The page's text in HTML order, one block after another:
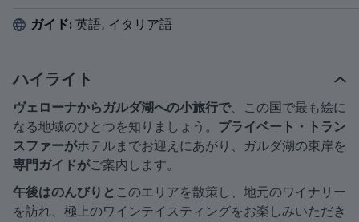
ガイド: 英語, イタリア語
ハイライト
ヴェローナからガルダ湖への小旅行で、この国で最も絵に
なる地域のひとつを知りましょう。 プライベート・トラン
スファーがホテルまでお迎えにあがり、ガルダ湖の東岸を
専門ガイドがご案内します。
午後はのんびりと このエリアを散策し、地元のワイナリー
を訪れ、極上のワインテイスティングをお楽しみいただき